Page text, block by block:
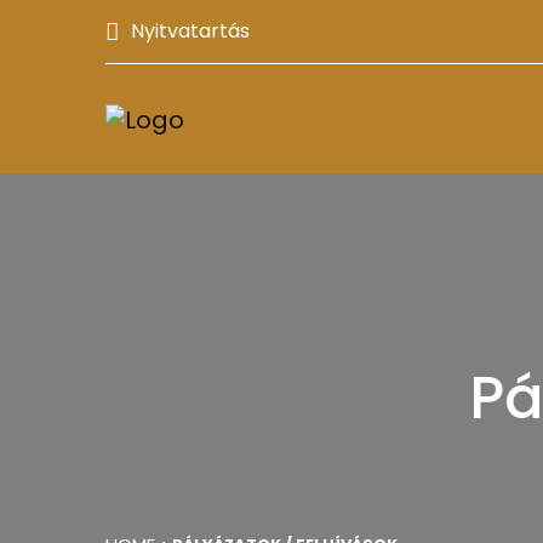
Nyitvatartás